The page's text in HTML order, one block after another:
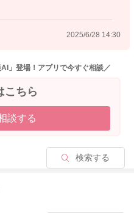
2025/6/28 14:30
」登場！アプリで今すぐ相談／
こちら
談する
検索する
る